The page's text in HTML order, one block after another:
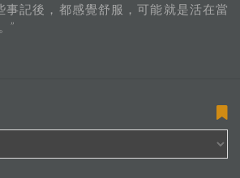
事記後，都感覺舒服，可能就是活在當
”